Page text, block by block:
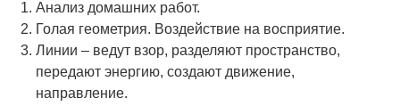
Анализ домашних работ.
Голая геометрия. Воздействие на восприятие.
Линии – ведут взор, разделяют пространство,
передают энергию, создают движение,
направление.